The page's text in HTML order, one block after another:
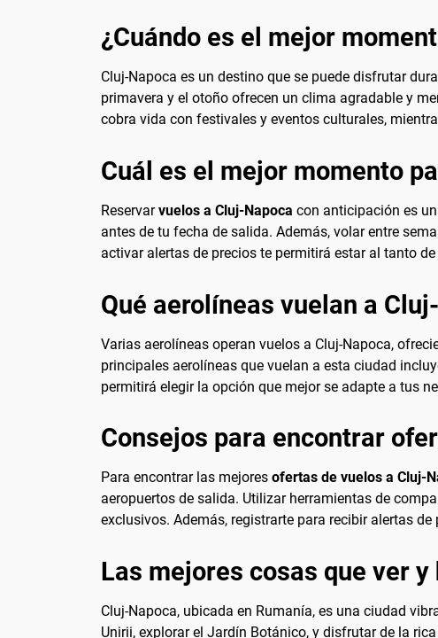
¿Cuándo es el mejor
Cluj-Napoca es un destino que se puede disfrutar
primavera y el otoño ofrecen un clima agradable y
cobra vida con festivales y eventos culturales,
Cuál es el mejor momento
Reservarvuelos a Cluj-Napoca con anticipación es
antes de tu fecha de salida. Además, volar entre
activar alertas de precios te permitirá estar al tanto
Qué aerolíneas vuelan a
Varias aerolíneas operan vuelos a Cluj-Napoca,
principales aerolíneas que vuelan a esta ciudad
permitirá elegir la opción que mejor se adapte a tus
Consejos para encontrar
Para encontrar las mejores ofertas de vuelos a Cluj-
aeropuertos de salida. Utilizar herramientas de
exclusivos. Además, registrarte para recibir alertas
Las mejores cosas que ver
Cluj-Napoca, ubicada en Rumanía, es una ciudad
Unirii, explorar el Jardín Botánico, y disfrutar de la